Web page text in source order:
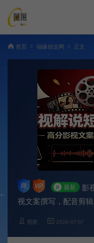
首页 福缘创业网 正文
# 最新
影
视文案撰写，配音剪
图图 2026-07-07